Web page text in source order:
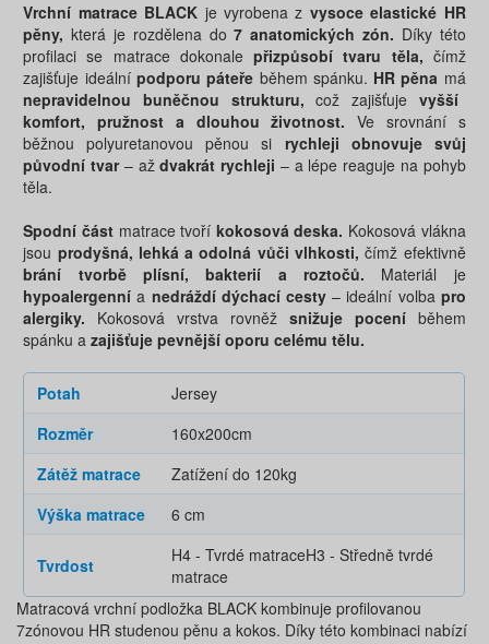
Vrchní matrace BLACK je vyrobena z vysoce elastické HR
pěny, která je rozdělena do7 anatomických zón. Díky této
profilaci se matrace dokonalepřizpůsobí tvaru těla, čímž
zajišťuje ideální podporu páteře během spánku. HR pěna má
nepravidelnou buněčnou strukturu, což zajišťuje vyšší
komfort, pružnost a dlouhou životnost. Ve srovnání s
běžnou polyuretanovou pěnou si rychleji obnovuje svůj
původní tvar – aždvakrát rychleji – a lépe reaguje na pohyb
těla.
Spodní částmatrace tvoří kokosová deska. Kokosová vlákna
jsou prodyšná, lehká a odolná vůči vlhkosti,čímž efektivně
brání tvorbě plísní, bakterií a roztočů. Materiál je
hypoalergenní a nedráždí dýchací cesty – ideální volbapro
alergiky. Kokosová vrstva rovněž snižuje poceníběhem
spánku a zajišťuje pevnější oporu celému tělu.
Potah
Jersey
Rozměr
160x200cm
Zátěž matrace
Zatížení do 120kg
Výška matrace
6 cm
Tvrdost H4 - Tvrdé matraceH3 - Středně tvrdé
matrace
Matracová vrchní podložka BLACK kombinuje profilovanou
7zónovou HR studenou pěnu a kokos. Díky této kombinaci nabízí